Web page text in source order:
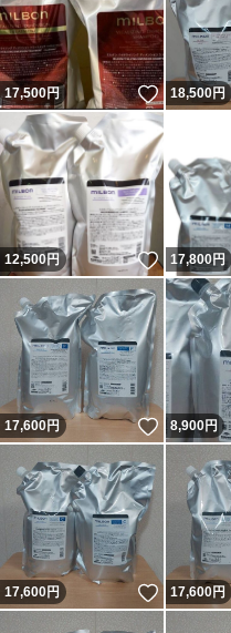
17,500円 いいね！
18,500円
12,500円 いいね！
17,800円
17,600円 いいね！
8,900円
17,600円 いいね！
17,600円